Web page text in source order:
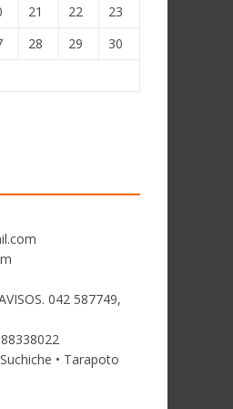
21 22
23
28 29
30
042 587749,
• Tarapoto